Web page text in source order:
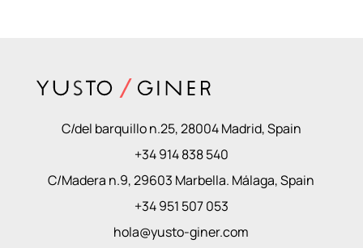
C/del barquillo n.25, 28004 Madrid, Spain
+34 914 838 540
C/Madera n.9, 29603 Marbella. Málaga, Spain
+34 951 507 053
hola@yusto-giner.com